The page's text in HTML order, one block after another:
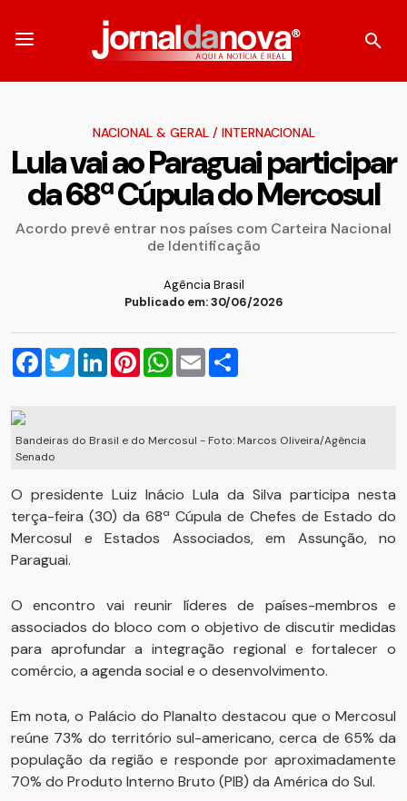
NACIONAL & GERAL/ INTERNACIONAL
Lula vai ao Paraguai participar
da 68ª Cúpula do Mercosul
Acordo prevê entrar nos países com Carteira Nacional
de Identificação
Agência Brasil
Publicado em: 30/06/2026
Facebook
TwitterLinkedInPinterestWhatsApp
Email
Bandeiras do Brasil e do Mercosul - Foto: Marcos Oliveira/Agência
Senado
O presidente Luiz Inácio Lula da Silva participa nesta
terça-feira (30) da 68ª Cúpula de Chefes de Estado do
Mercosul e Estados Associados, em Assunção, no
Paraguai.
O encontro vai reunir líderes de países-membros e
associados do bloco com o objetivo de discutir medidas
para aprofundar a integração regional e fortalecer o
comércio, a agenda social e o desenvolvimento.
Em nota, o Palácio do Planalto destacou que o Mercosul
reúne 73% do território sul-americano, cerca de 65% da
população da região e responde por aproximadamente
70% do Produto Interno Bruto (PIB) da América do Sul.